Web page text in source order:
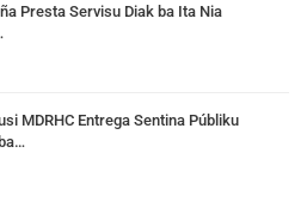
Presta Servisu Diak ba Ita Nia
MDRHC Entrega Sentina Públiku